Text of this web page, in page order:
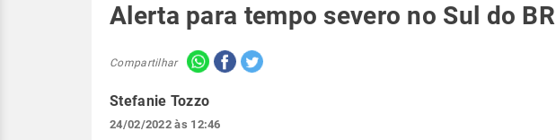
Alerta para tempo severo no Sul do BR
Compartilhar
Stefanie Tozzo
24/02/2022 às 12:46